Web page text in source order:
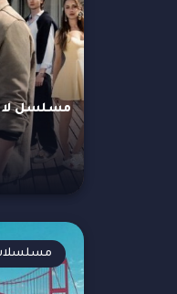
مسلسلات